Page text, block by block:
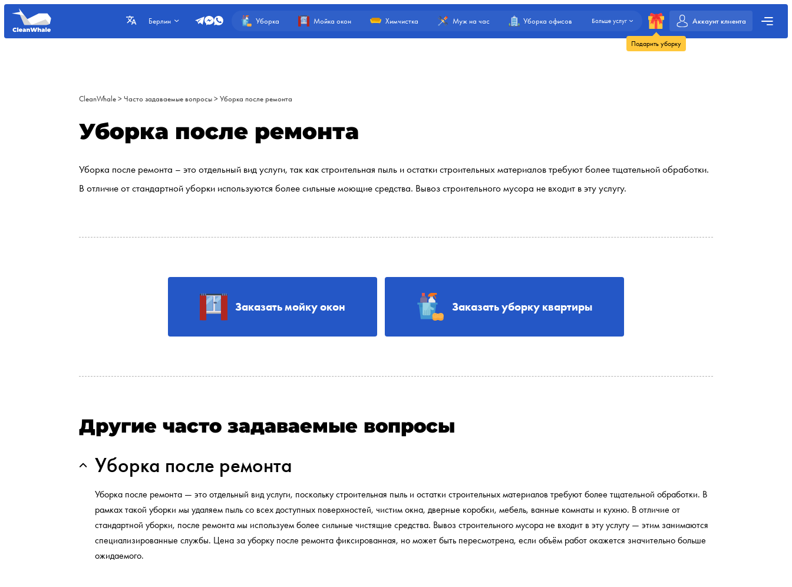
Берлин Уборка Мойка окон Химчистка Муж на час Уборка офисов Больше услуг
Подарить уборку
Аккаунт клиента
CleanWhale >Часто задаваемые вопросы >Уборка после ремонта
Уборка после ремонта
Уборка после ремонта – это отдельный вид услуги, так как строительная пыль и остатки строительных материалов требуют более тщательной обработки.
В отличие от стандартной уборки используются более сильные моющие средства. Вывоз строительного мусора не входит в эту услугу.
Заказать мойку окон Заказать уборку квартиры
Другие часто задаваемые вопросы
Уборка после ремонта
Уборка после ремонта — это отдельный вид услуги, поскольку строительная пыль и остатки строительных материалов требуют более тщательной обработки. В
рамках такой уборки мы удаляем пыль со всех доступных поверхностей, чистим окна, дверные коробки, мебель, ванные комнаты и кухню. В отличие от
стандартной уборки, после ремонта мы используем более сильные чистящие средства. Вывоз строительного мусора не входит в эту услугу — этим занимаются
специализированные службы. Цена за уборку после ремонта фиксированная, но может быть пересмотрена, если объём работ окажется значительно больше
ожидаемого.